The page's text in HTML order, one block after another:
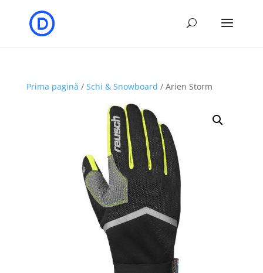
Prima pagină / Schi & Snowboard / Arien Storm